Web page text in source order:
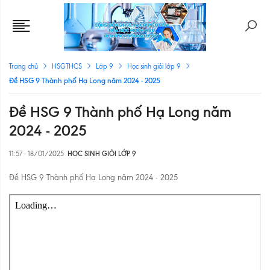
Trang chủ HSGTHCS Lớp 9 Học sinh giỏi lớp 9
Đề HSG 9 Thành phố Hạ Long năm 2024 - 2025
Đề HSG 9 Thành phố Hạ Long năm
2024 - 2025
11:57 - 18/01/2025 HỌC SINH GIỎI LỚP 9
Đề HSG 9 Thành phố Hạ Long năm 2024 - 2025